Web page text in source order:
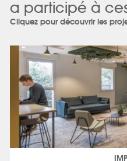
a participé à
Cliquez pour découvrir les